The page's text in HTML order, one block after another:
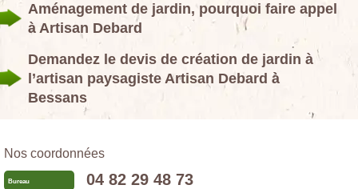
Aménagement de jardin, pourquoi faire appel
à Artisan Debard
Demandez le devis de création de jardin à
l’artisan paysagiste Artisan Debard à
Bessans
Nos coordonnées
Bureau 04 82 29 48 73